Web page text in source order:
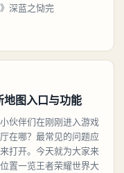
深蓝之恸完
地图入口与功能
伙伴们在刚刚进入游戏
在哪？最常见的问题应
打开。今天就为大家来
置一览王者荣耀世界大